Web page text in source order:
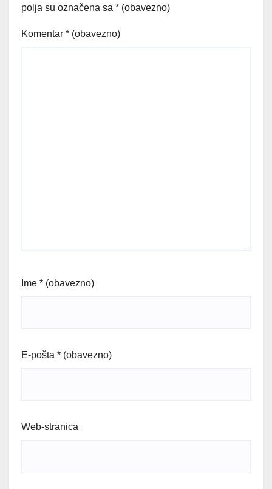
polja su označena sa * (obavezno)
Komentar * (obavezno)
Ime * (obavezno)
E-pošta * (obavezno)
Web-stranica